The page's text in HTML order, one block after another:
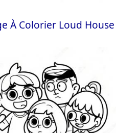
À Colorier Loud House